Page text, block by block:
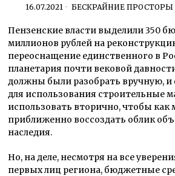
16.07.2021 БЕСКРАЙНИЕ ПРОСТОРЫ
Пензенские власти выделили 350
миллионов рублей на
переоснащение единственного в
планетария почти вековой
должны были разобрать вручную,
для использования строительные
использовать вторично, чтобы как
приближенно воссоздать облик
наследия.
Но, на деле, несмотря на все
первых лиц региона, бюджетные